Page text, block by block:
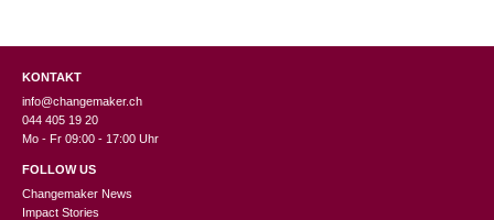
KONTAKT
info@changemaker.ch
044 405 19 20
Mo - Fr 09:00 - 17:00 Uhr
FOLLOW US
Changemaker News
Impact Stories